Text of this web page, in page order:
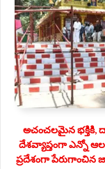
అచంచలమైన భక్తికి,
దేశవ్యాప్తంగా ఎన్నో
ప్రదేశంగా పేరుగాంచిన